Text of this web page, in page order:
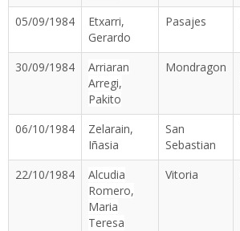
05/09/1984
Etxarri,
Gerardo
Pasajes
30/09/1984
Arriaran
Arregi,
Pakito
Mondragon
06/10/1984
Zelarain,
Iñasia
San
Sebastian
22/10/1984
Alcudia
Romero,
Maria
Teresa
Vitoria